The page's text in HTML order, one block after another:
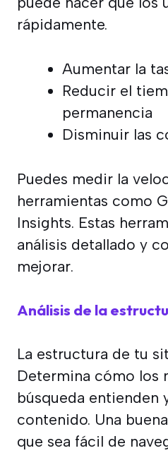
rápidamente.
Aumentar la
Reducir el
permanencia
Disminuir las
Puedes medir la
herramientas como
Insights. Estas
análisis detallado y
mejorar.
Análisis de la
La estructura de tu
Determina cómo los
búsqueda entienden
contenido. Una
que sea fácil de